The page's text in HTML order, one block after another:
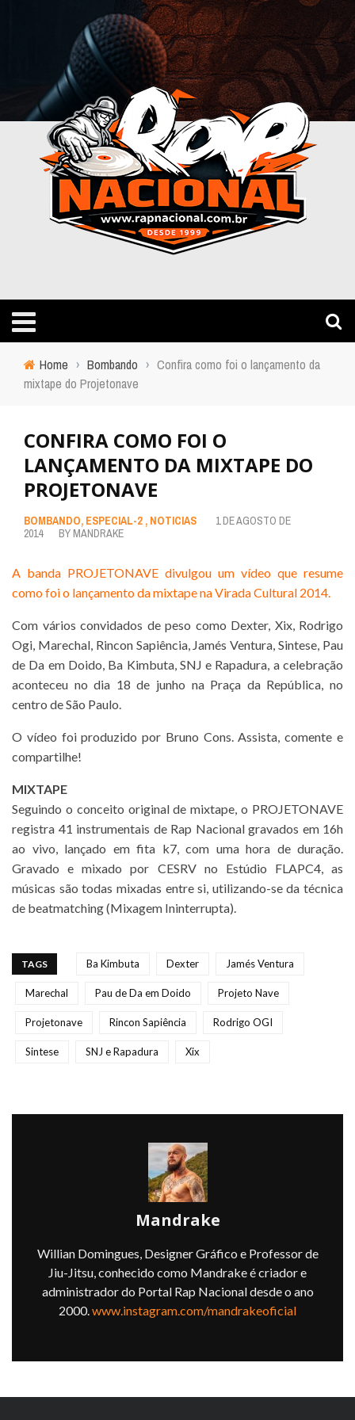
Home › Bombando › Confira como foi o lançamento da
mixtape do Projetonave
CONFIRA COMO FOI O
LANÇAMENTO DA MIXTAPE DO
PROJETONAVE
BOMBANDO, ESPECIAL-2 , NOTICIAS
1 DE AGOSTO DE
2014
BY MANDRAKE
A banda PROJETONAVE divulgou um vídeo que resume
como foi o lançamento da mixtape na Virada Cultural 2014.
Com vários convidados de peso como Dexter, Xix, Rodrigo
Ogi, Marechal, Rincon Sapiência, Jamés Ventura, Sintese, Pau
de Da em Doido, Ba Kimbuta, SNJ e Rapadura, a celebração
aconteceu no dia 18 de junho na Praça da República, no
centro de São Paulo.
O vídeo foi produzido por Bruno Cons. Assista, comente e
compartilhe!
MIXTAPE
Seguindo o conceito original de mixtape, o PROJETONAVE
registra 41 instrumentais de Rap Nacional gravados em 16h
ao vivo, lançado em fita k7, com uma hora de duração.
Gravado e mixado por CESRV no Estúdio FLAPC4, as
músicas são todas mixadas entre si, utilizando-se da técnica
de beatmatching (Mixagem Ininterrupta).
TAGS Ba Kimbuta Dexter Jamés Ventura
Marechal Pau de Da em Doido Projeto Nave
Projetonave Rincon Sapiência Rodrigo OGI
Sintese SNJ e Rapadura Xix
Mandrake
Willian Domingues, Designer Gráfico e Professor de
Jiu-Jitsu, conhecido como Mandrake é criador e
administrador do Portal Rap Nacional desde o ano
2000.www.instagram.com/mandrakeoficial